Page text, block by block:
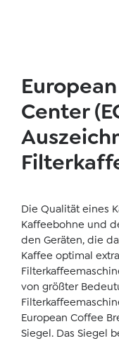
Center
Die Qualität eines
Kaffeebohne und
den Geräten, die
Kaffee optimal
von größter
European Coffee
Siegel. Das Siegel